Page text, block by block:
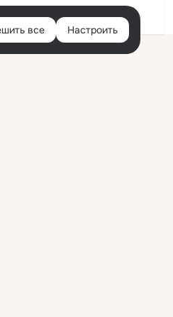
Войти
все Настроить
2019